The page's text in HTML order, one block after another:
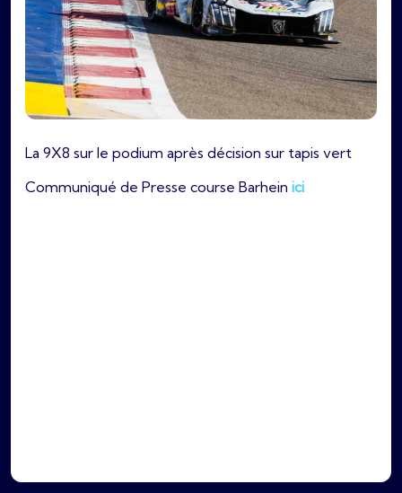
La 9X8 sur le podium après décision sur tapis vert
Communiqué de Presse course Barhein ici